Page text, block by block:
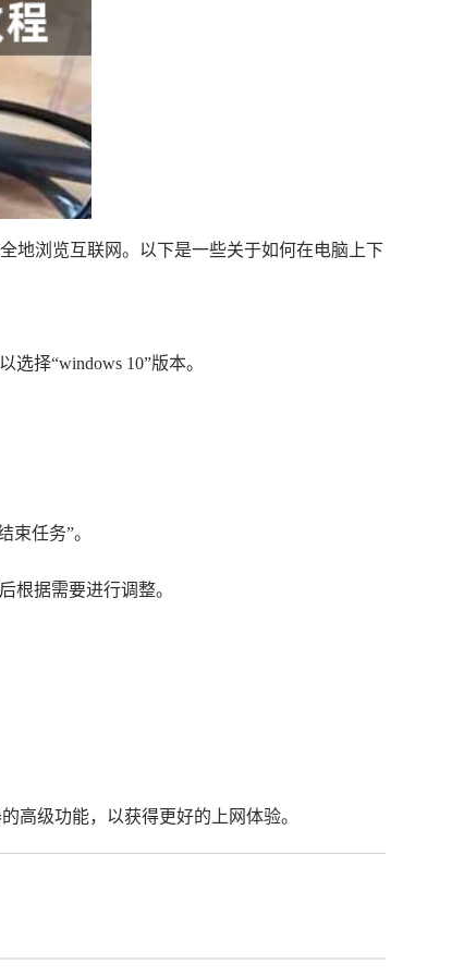
地浏览互联网。以下是一些关于如何在电脑上下
择“windows 10”版本。
束任务”。
根据需要进行调整。
高级功能，以获得更好的上网体验。